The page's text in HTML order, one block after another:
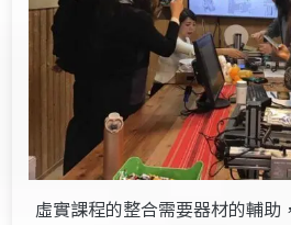
虛實課程的整合需要器材的輔助